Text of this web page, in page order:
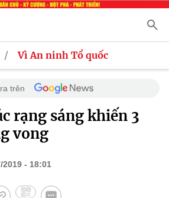
/ Vì An ninh Tổ quốc
trên
rạng sáng khiến 3
vong
- 18:01